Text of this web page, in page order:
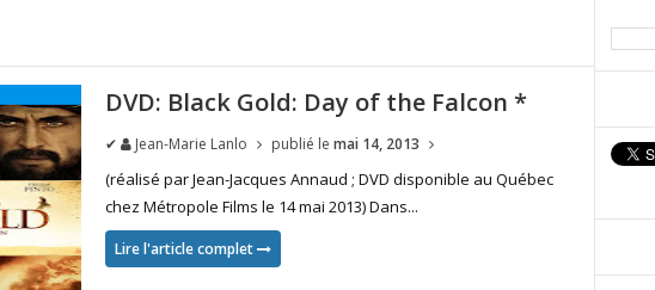
DVD: Black Gold: Day of the Falcon *
✔ Jean-Marie Lanlo publié le mai 14, 2013
(réalisé par Jean-Jacques Annaud ; DVD disponible au Québec
chez Métropole Films le 14 mai 2013) Dans...
Lire l'article complet